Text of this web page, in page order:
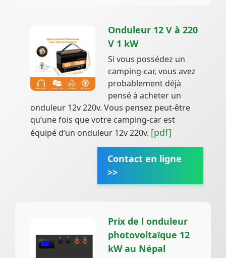
Onduleur 12 V à 220
V 1 kW
Si vous possédez un
camping-car, vous avez
probablement déjà
pensé à acheter un
onduleur 12v 220v. Vous pensez peut-être
qu’une fois que votre camping-car est
équipé d’un onduleur 12v 220v. [pdf]
Contact en ligne
>>
Prix de l onduleur
photovoltaïque 12
kW au Népal